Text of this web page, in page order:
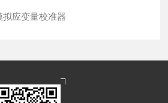
拟应变量校准器